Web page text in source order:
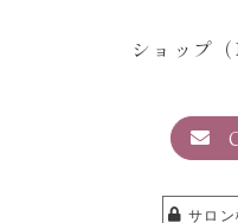
ショップ（
サロ